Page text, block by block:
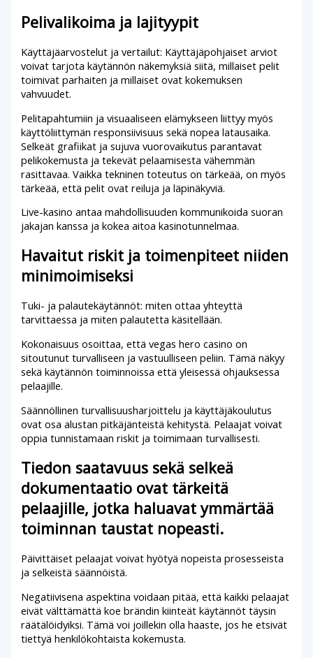
Pelivalikoima ja lajityypit
Käyttäjäarvostelut ja vertailut: Käyttäjäpohjaiset arviot
voivat tarjota käytännön näkemyksiä siitä, millaiset pelit
toimivat parhaiten ja millaiset ovat kokemuksen
vahvuudet.
Pelitapahtumiin ja visuaaliseen elämykseen liittyy myös
käyttöliittymän responsiivisuus sekä nopea latausaika.
Selkeät grafiikat ja sujuva vuorovaikutus parantavat
pelikokemusta ja tekevät pelaamisesta vähemmän
rasittavaa. Vaikka tekninen toteutus on tärkeää, on myös
tärkeää, että pelit ovat reiluja ja läpinäkyviä.
Live-kasino antaa mahdollisuuden kommunikoida suoran
jakajan kanssa ja kokea aitoa kasinotunnelmaa.
Havaitut riskit ja toimenpiteet niiden
minimoimiseksi
Tuki- ja palautekäytännöt: miten ottaa yhteyttä
tarvittaessa ja miten palautetta käsitellään.
Kokonaisuus osoittaa, että vegas hero casino on
sitoutunut turvalliseen ja vastuulliseen peliin. Tämä näkyy
sekä käytännön toiminnoissa että yleisessä ohjauksessa
pelaajille.
Säännöllinen turvallisuusharjoittelu ja käyttäjäkoulutus
ovat osa alustan pitkäjänteistä kehitystä. Pelaajat voivat
oppia tunnistamaan riskit ja toimimaan turvallisesti.
Tiedon saatavuus sekä selkeä
dokumentaatio ovat tärkeitä
pelaajille, jotka haluavat ymmärtää
toiminnan taustat nopeasti.
Päivittäiset pelaajat voivat hyötyä nopeista prosesseista
ja selkeistä säännöistä.
Negatiivisena aspektina voidaan pitää, että kaikki pelaajat
eivät välttämättä koe brändin kiinteät käytännöt täysin
räätälöidyiksi. Tämä voi joillekin olla haaste, jos he etsivät
tiettyä henkilökohtaista kokemusta.